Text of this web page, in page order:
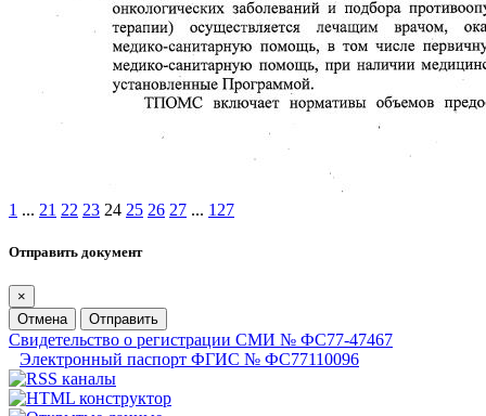
1 ... 21 22 23 24 25 26 27 ... 127
Отправить документ
×
Отмена
Отправить
Свидетельство о регистрации СМИ № ФС77-47467
Электронный паспорт ФГИС № ФС77110096